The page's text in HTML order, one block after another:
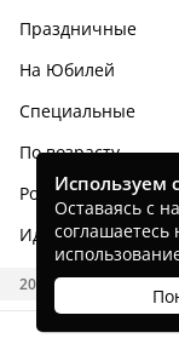
Праздничные
На Юбилей
Специальные
По возрасту
Родным и близким
Идеи тортов
2026 CAKES.RU
Используем
Оставаясь с
соглашаетесь